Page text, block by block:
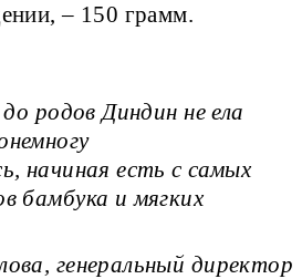
– 150 грамм.
родов Диндин не ела
начиная есть с самых
бамбука и мягких
генеральный директор